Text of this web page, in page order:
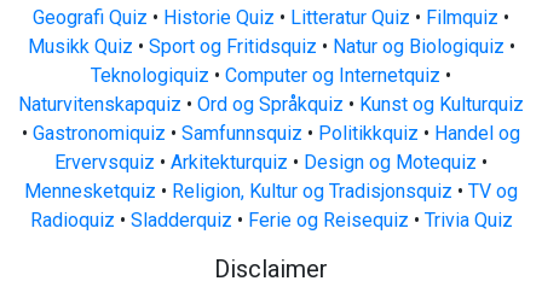
Geografi Quiz • Historie Quiz • Litteratur Quiz • Filmquiz •
Musikk Quiz • Sport og Fritidsquiz • Natur og Biologiquiz •
Teknologiquiz • Computer og Internetquiz •
Naturvitenskapquiz • Ord og Språkquiz • Kunst og Kulturquiz
• Gastronomiquiz • Samfunnsquiz • Politikkquiz • Handel og
Ervervsquiz • Arkitekturquiz • Design og Motequiz •
Mennesketquiz • Religion, Kultur og Tradisjonsquiz • TV og
Radioquiz • Sladderquiz • Ferie og Reisequiz • Trivia Quiz
Disclaimer